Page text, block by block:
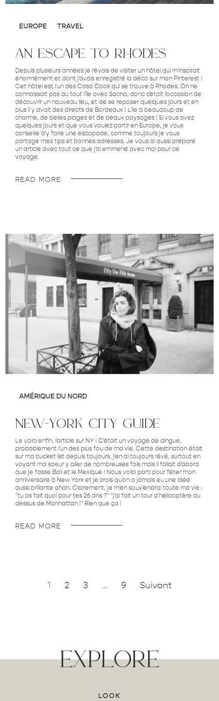
EUROPE TRAVEL
an escape to rhodes
Depuis plusieurs années je rêvais de visiter un hôtel qui m'inspirait
énormément et dont j'avais enregistré la déco sur mon Pinterest !
Cet hôtel est l'un des Casa Cook qui se trouve à Rhodes. On ne
connaissait pas du tout l'île avec Sacha, donc c'était l'occasion de
découvrir un nouveau lieu, et de se reposer quelques jours et en
plus il y avait des directs de Bordeaux ! L'ile a beaucoup de
charme, de belles plages et de beaux paysages ! Si vous avez
quelques jours et que vous voulez partir en Europe, je vous
conseille d'y faire une escapade, comme toujours je vous
partage mes tips et bonnes adresses. Je vous ai aussi préparé
un article avec tout ce que j'ai emmené avec moi pour ce
voyage.
READ MORE
AMÉRIQUE DU NORD
new-york city guide
Le voici enfin, l'article sur NY ! C'était un voyage de dingue,
probablement l'un des plus fou de ma vie. Cette destination était
sur ma bucket list depuis toujours, j'en ai toujours rêvé, surtout en
voyant ma soeur y aller de nombreuses fois mais il fallait d'abord
que je fasse Bali et le Mexique ! Nous voila parti pour fêter mon
anniversaire à New York et je crois qu'on a jamais eu une idée
aussi brillante ahah. Clairement, je m'en souviendrai toute ma vie :
"tu as fait quoi pour tes 26 ans ?" "j'ai fait un tour d'hélicoptère au
dessus de Manhattan !" Rien que ça !
READ MORE
1 2 3 … 9 Suivant
explore
LOOK